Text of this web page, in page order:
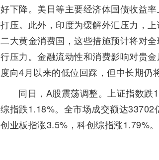
好下降。美日等主要经济体国债收益
打压。此外，印度为缓解外汇压力，
二大黄金消费国，这些措施预计将对
行压力。金融流动性和消费影响对贵
度向4月以来的低位回踩，但中长期仍
同日，A股震荡调整。上证指数
综指跌1.18%。全市场成交额达33702
创业板指涨3.5%，科创综指涨1.79%。